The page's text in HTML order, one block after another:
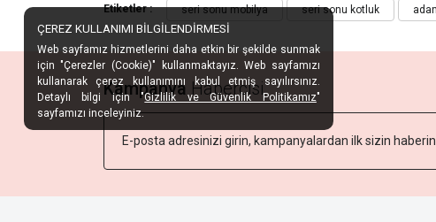
Etiketler : seri sonu mobilya seri sonu kotluk
Kampanya Habercisi
ÇEREZ KULLANIMI BİLGİLENDİRMESİ
Web sayfamız hizmetlerini daha etkin bir şekilde sunmak
için "Çerezler (Cookie)" kullanmaktayız. Web sayfamızı
kullanarak çerez kullanımını kabul etmiş sayılırsınız.
Detaylı bilgi için "Gizlilik ve Güvenlik Politikamız"
sayfamızı inceleyiniz.